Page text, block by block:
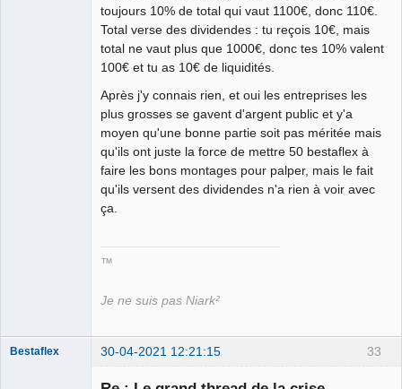
toujours 10% de total qui vaut 1100€, donc 110€.
Total verse des dividendes : tu reçois 10€, mais
total ne vaut plus que 1000€, donc tes 10% valent
100€ et tu as 10€ de liquidités.
Après j'y connais rien, et oui les entreprises les
plus grosses se gavent d'argent public et y'a
moyen qu'une bonne partie soit pas méritée mais
qu'ils ont juste la force de mettre 50 bestaflex à
faire les bons montages pour palper, mais le fait
qu'ils versent des dividendes n'a rien à voir avec
ça.
™
Je ne suis pas Niark²
33
Bestaflex 30-04-2021 12:21:15